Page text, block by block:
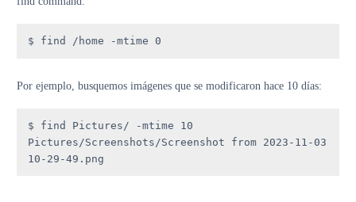
$ find /home -mtime 0
Por ejemplo, busquemos imágenes que se modificaron hace 10 días:
$ find Pictures/ -mtime 10
Pictures/Screenshots/Screenshot from 2023-11-03
10-29-49.png